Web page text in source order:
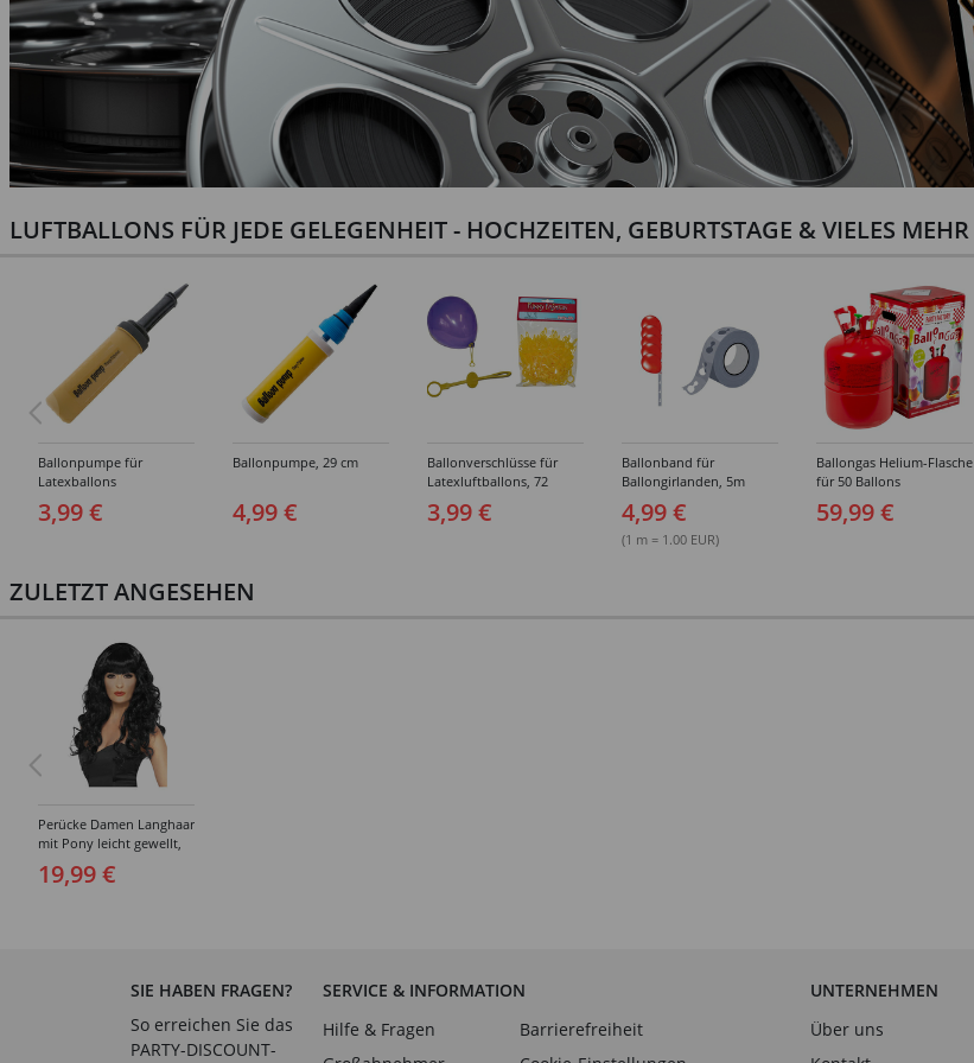
LUFTBALLONS FÜR JEDE GELEGENHEIT - HOCHZEITEN, GEBURTSTAGE & VIELES MEHR
Ballonpumpe für
Latexballons
3,99 €
Ballonpumpe, 29 cm
4,99 €
Ballonverschlüsse für
Latexluftballons, 72
Stück
3,99 €
Ballonband für
Ballongirlanden, 5m
Deko-Band aus PVC
4,99 €
(1 m = 1.00 EUR)
Ballongas Helium-Flasche
für 50 Ballons
59,99 €
ZULETZT ANGESEHEN
Perücke Damen Langhaar
mit Pony leicht gewellt,
Siren, schwarz
19,99 €
SIE HABEN FRAGEN?
So erreichen Sie das
PARTY-DISCOUNT-
SERVICE & INFORMATION
Hilfe & Fragen
Barrierefreiheit
UNTERNEHMEN
Über uns